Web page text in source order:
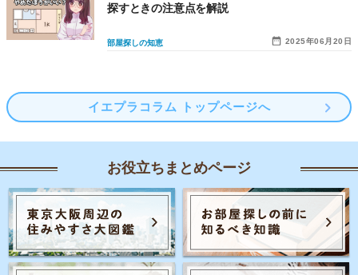
2025年06月20日
部屋探しの知恵
探すときの注意点を解説
イエプラコラム トップページへ
お役立ちまとめページ